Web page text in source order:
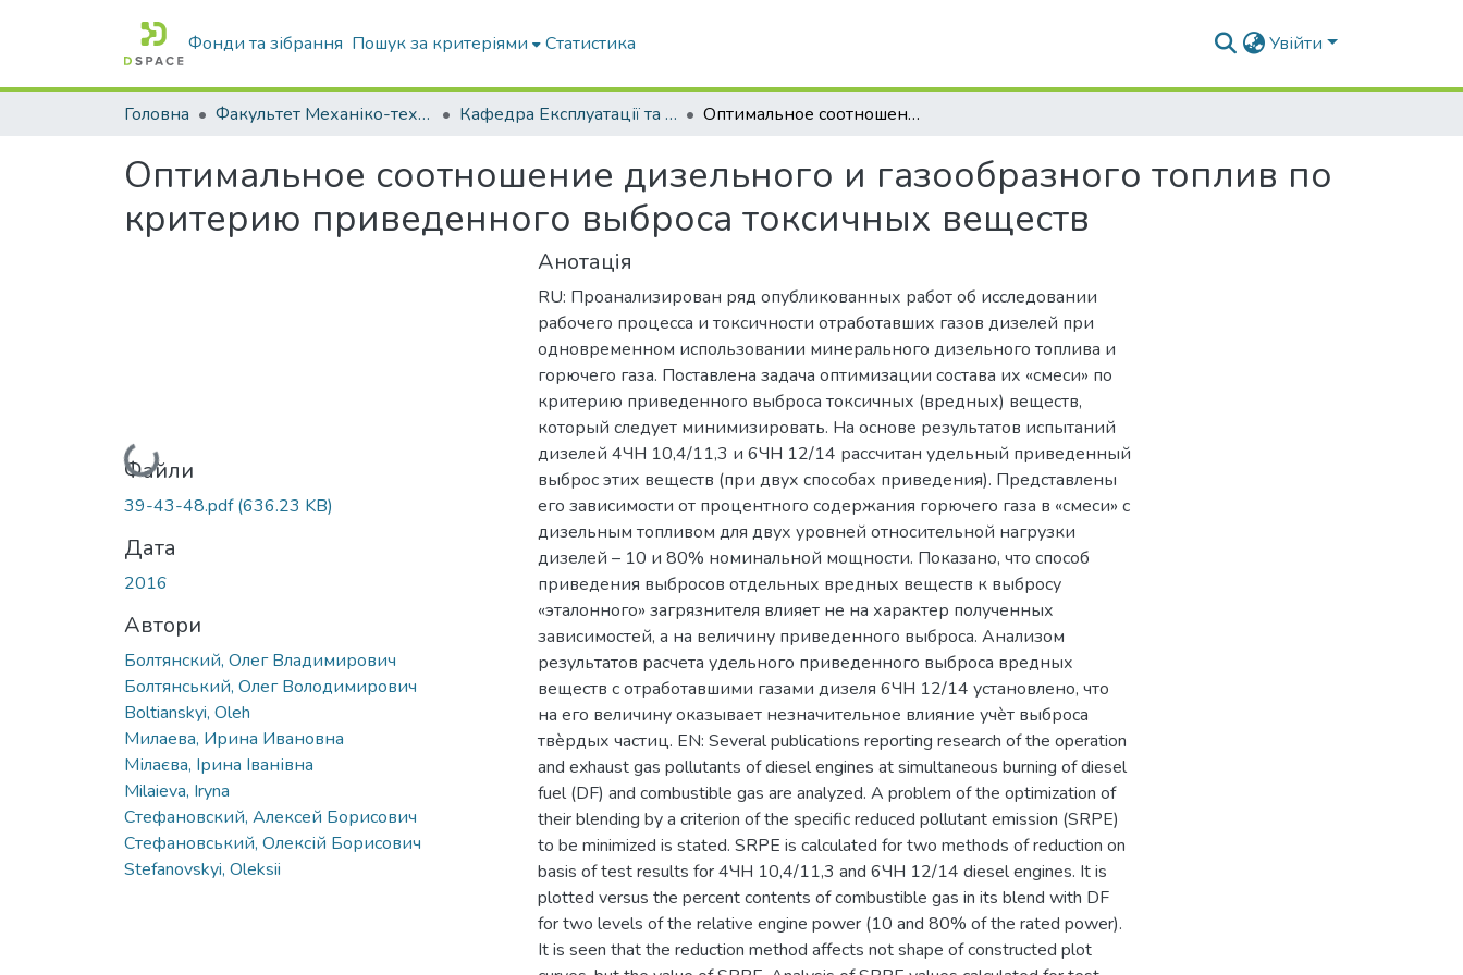
Фонди та зібрання Пошук за критеріями Статистика Увійти
Головна Факультет Механіко-технологічний Кафедра Експлуатації та технічного сервісу машин Оптимальное соотношение дизельного и газообразного топлив по критерию приведенного выброса токсичных веществ
Оптимальное соотношение дизельного и газообразного топлив по
критерию приведенного выброса токсичных веществ
Вантажиться...
Файли
39-43-48.pdf(636.23 KB)
Дата
2016
Автори
Болтянский, Олег Владимирович
Болтянський, Олег Володимирович
Boltianskyi, Oleh
Милаева, Ирина Ивановна
Мілаєва, Ірина Іванівна
Milaieva, Iryna
Стефановский, Алексей Борисович
Стефановський, Олексій Борисович
Stefanovskyi, Oleksii
Анотація
RU: Проанализирован ряд опубликованных работ об исследовании
рабочего процесса и токсичности отработавших газов дизелей при
одновременном использовании минерального дизельного топлива и
горючего газа. Поставлена задача оптимизации состава их «смеси» по
критерию приведенного выброса токсичных (вредных) веществ,
который следует минимизировать. На основе результатов испытаний
дизелей 4ЧН 10,4/11,3 и 6ЧН 12/14 рассчитан удельный приведенный
выброс этих веществ (при двух способах приведения). Представлены
его зависимости от процентного содержания горючего газа в «смеси» с
дизельным топливом для двух уровней относительной нагрузки
дизелей – 10 и 80% номинальной мощности. Показано, что способ
приведения выбросов отдельных вредных веществ к выбросу
«эталонного» загрязнителя влияет не на характер полученных
зависимостей, а на величину приведенного выброса. Анализом
результатов расчета удельного приведенного выброса вредных
веществ с отработавшими газами дизеля 6ЧН 12/14 установлено, что
на его величину оказывает незначительное влияние учѐт выброса
твѐрдых частиц. EN: Several publications reporting research of the operation
and exhaust gas pollutants of diesel engines at simultaneous burning of diesel
fuel (DF) and combustible gas are analyzed. A problem of the optimization of
their blending by a criterion of the specific reduced pollutant emission (SRPE)
to be minimized is stated. SRPE is calculated for two methods of reduction on
basis of test results for 4ЧН 10,4/11,3 and 6ЧН 12/14 diesel engines. It is
plotted versus the percent contents of combustible gas in its blend with DF
for two levels of the relative engine power (10 and 80% of the rated power).
It is seen that the reduction method affects not shape of constructed plot